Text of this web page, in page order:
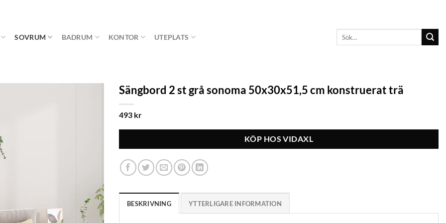
SOVRUM BADRUM KONTOR UTEPLATS
Sängbord 2 st grå sonoma 50x30x51,5 cm konstruerat trä
493 kr
KÖP HOS VIDAXL
BESKRIVNING YTTERLIGARE INFORMATION